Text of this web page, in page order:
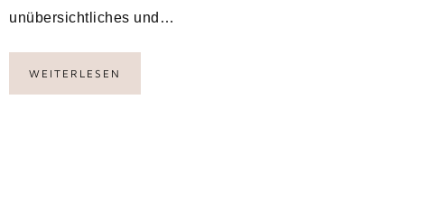
unübersichtliches und…
WEITERLESEN